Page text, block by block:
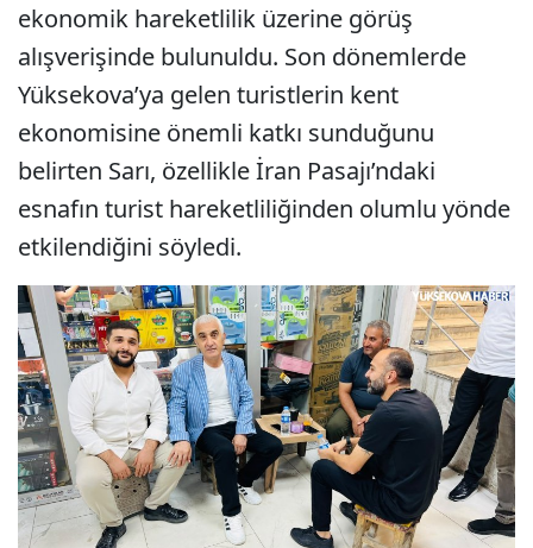
ekonomik hareketlilik üzerine görüş
alışverişinde bulunuldu. Son dönemlerde
Yüksekova’ya gelen turistlerin kent
ekonomisine önemli katkı sunduğunu
belirten Sarı, özellikle İran Pasajı’ndaki
esnafın turist hareketliliğinden olumlu yönde
etkilendiğini söyledi.